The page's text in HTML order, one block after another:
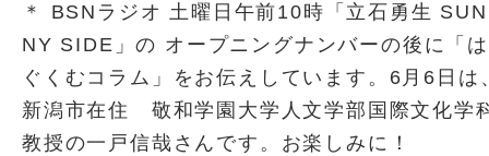
＊ BSNラジオ 土曜日午前10時「立石勇生 SUN
NY SIDE」の オープニングナンバーの後に「は
ぐくむコラム」をお伝えしています。6月6日は
新潟市在住 敬和学園大学人文学部国際文化学
教授の一戸信哉さんです。お楽しみに！